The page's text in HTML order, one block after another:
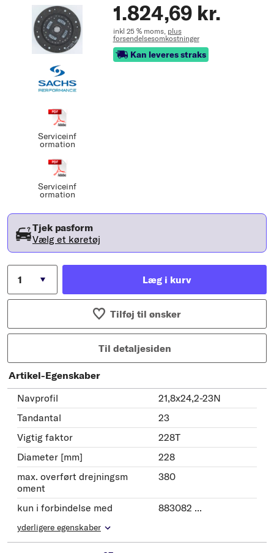
Serviceinf
ormation
Serviceinf
ormation
1.824,69 kr.
inkl 25 % moms, plus
forsendelsesomkostninger
Kan leveres straks
Tjek pasform
Vælg et køretøj
Læg i kurv
Tilføj til ønsker
Til detaljesiden
Artikel-Egenskaber
Navprofil
21,8x24,2-23N
Tandantal
23
Vigtig faktor
228T
Diameter [mm]
228
max. overført drejningsm
oment
380
kun i forbindelse med 883082 ...
yderligere egenskaber